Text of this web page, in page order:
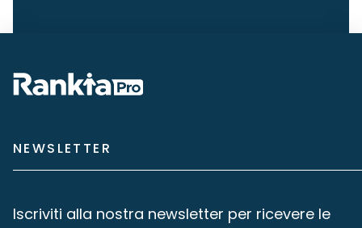
NEWSLETTER
Iscriviti alla nostra newsletter per ricevere le